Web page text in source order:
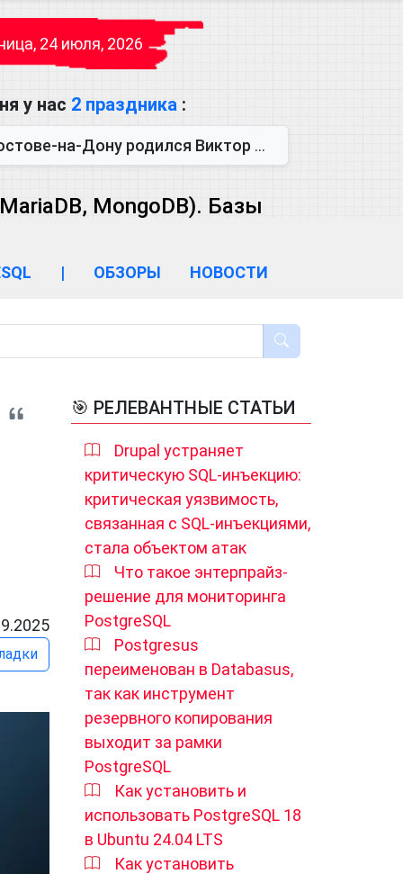
24 июля, 2026
у нас 2 праздника :
Виктор Михайлович Глушков. Под руководством Виктора Михайло...
MongoDB). Базы
| ОБЗОРЫ НОВОСТИ
🎯 РЕЛЕВАНТНЫЕ СТАТЬИ
Drupal устраняет
критическую SQL-инъекцию:
критическая уязвимость,
связанная с SQL-инъекциями,
стала объектом атак
Что такое энтерпрайз-
решение для мониторинга
PostgreSQL
Postgresus
переименован в Databasus,
так как инструмент
резервного копирования
выходит за рамки
PostgreSQL
Как установить и
использовать PostgreSQL 18
в Ubuntu 24.04 LTS
Как установить